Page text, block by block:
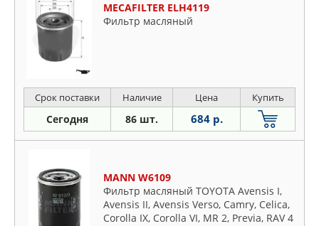
MECAFILTER ELH4119
Фильтр масляный
Срок поставки Наличие Цена Купить
Сегодня 86 шт. 684 р.
MANN W6109
Фильтр масляный TOYOTA Avensis I,
Avensis II, Avensis Verso, Camry, Celica,
Corolla IX, Corolla VI, MR 2, Previa, RAV 4